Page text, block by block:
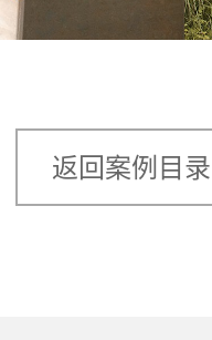
返回案例目录